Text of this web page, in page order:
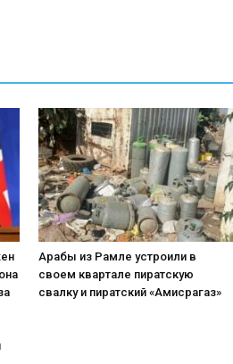
Арабы из Рамле устроили в
своем квартале пиратскую
свалку и пиратский «Амисрагаз»